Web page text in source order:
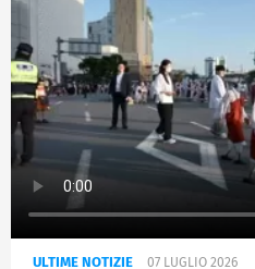
ULTIME NOTIZIE 07 LUGLIO 2026